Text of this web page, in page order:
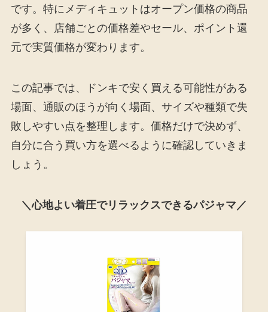
です。特にメディキュットはオープン価格の商品
が多く、店舗ごとの価格差やセール、ポイント還
元で実質価格が変わります。
この記事では、ドンキで安く買える可能性がある
場面、通販のほうが向く場面、サイズや種類で失
敗しやすい点を整理します。価格だけで決めず、
自分に合う買い方を選べるように確認していきま
しょう。
＼心地よい着圧でリラックスできるパジャマ／